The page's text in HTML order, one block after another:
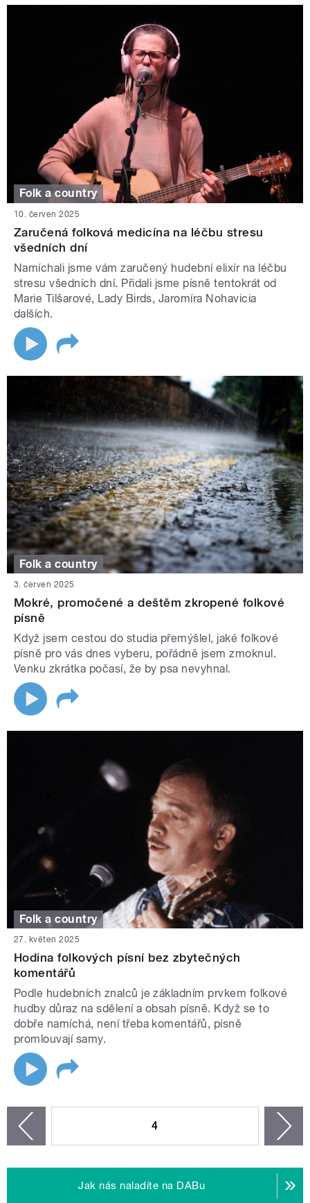
Folk a country
10. červen 2025
Zaručená folková medicína na léčbu stresu
všedních dní
Namíchali jsme vám zaručený hudební elixír na léčbu
stresu všedních dní. Přidali jsme písně tentokrát od
Marie Tilšarové, Lady Birds, Jaromíra Nohavicia
dalších.
Folk a country
3. červen 2025
Mokré, promočené a deštěm zkropené folkové
písně
Když jsem cestou do studia přemýšlel, jaké folkové
písně pro vás dnes vyberu, pořádně jsem zmoknul.
Venku zkrátka počasí, že by psa nevyhnal.
Folk a country
27. květen 2025
Hodina folkových písní bez zbytečných
komentářů
Podle hudebních znalců je základním prvkem folkové
hudby důraz na sdělení a obsah písně. Když se to
dobře namíchá, není třeba komentářů, písně
promlouvají samy.
4
Jak nás naladíte na DABu